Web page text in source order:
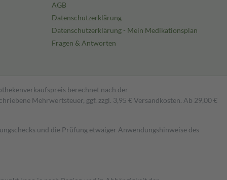
AGB
Datenschutzerklärung
Datenschutzerklärung - Mein Medikationsplan
Fragen & Antworten
berechnet nach der
Mehrwertsteuer, ggf. zzgl. 3,95 € Versandkosten. Ab 29,00 €
und die Prüfung etwaiger Anwendungshinweise des